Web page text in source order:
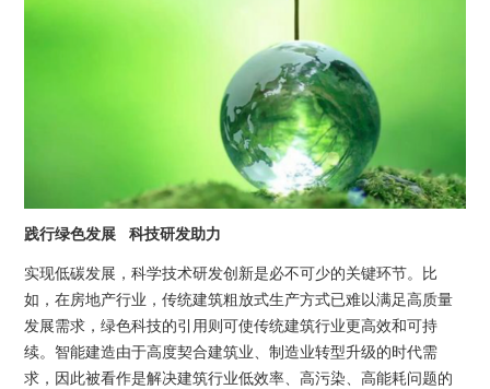
践行绿色发展 科技研发助力
实现低碳发展，科学技术研发创新是必不可少的关键环节。比
如，在房地产行业，传统建筑粗放式生产方式已难以满足高质量
发展需求，绿色科技的引用则可使传统建筑行业更高效和可持
续。智能建造由于高度契合建筑业、制造业转型升级的时代需
求，因此被看作是解决建筑行业低效率、高污染、高能耗问题的